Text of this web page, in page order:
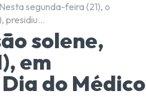
presidiu...
solene,
em
do Médico